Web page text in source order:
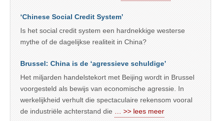
‘Chinese Social Credit System’
Is het social credit system een hardnekkige westerse
mythe of de dagelijkse realiteit in China?
Brussel: China is de ‘agressieve schuldige’
Het miljarden handelstekort met Beijing wordt in Brussel
voorgesteld als bewijs van economische agressie. In
werkelijkheid verhult die spectaculaire rekensom vooral
de industriële achterstand die
… >> lees meer